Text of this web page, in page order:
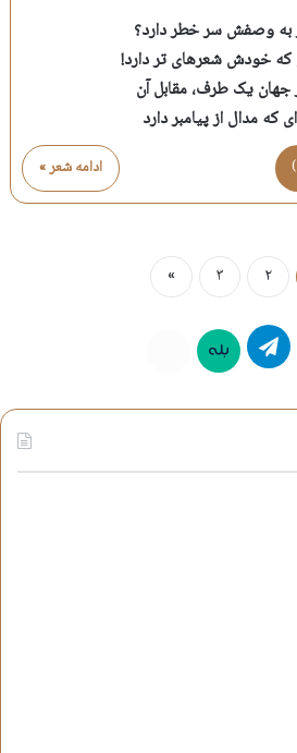
به وصفش سر خطر دارد؟
خودش شعرهای تر دارد!
جهان یک طرف، مقابل آن
که مدال از پیامبر دارد
ادامه شعر »
۲ ۳ »
تلگرام بله